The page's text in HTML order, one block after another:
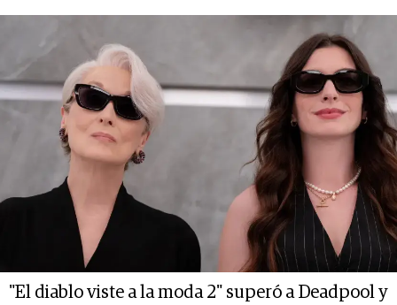
"El diablo viste a la moda 2" superó a Deadpool y